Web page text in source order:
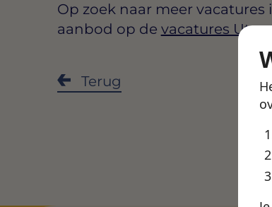
Op zoek naar meer
aanbod op de vacatures
Terug